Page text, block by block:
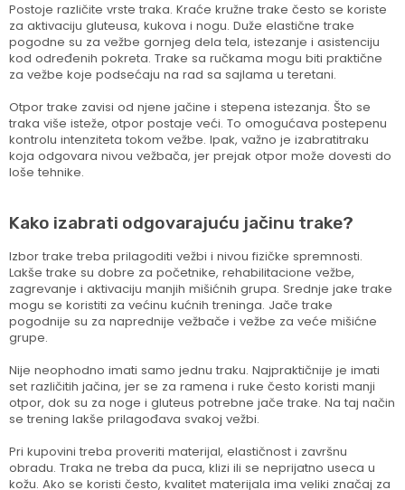
Postoje različite vrste traka. Kraće kružne trake često se koriste
za aktivaciju gluteusa, kukova i nogu. Duže elastične trake
pogodne su za vežbe gornjeg dela tela, istezanje i asistenciju
kod određenih pokreta. Trake sa ručkama mogu biti praktične
za vežbe koje podsećaju na rad sa sajlama u teretani.
Otpor trake zavisi od njene jačine i stepena istezanja. Što se
traka više isteže, otpor postaje veći. To omogućava postepenu
kontrolu intenziteta tokom vežbe. Ipak, važno je izabratitraku
koja odgovara nivou vežbača, jer prejak otpor može dovesti do
loše tehnike.
Kako izabrati odgovarajuću jačinu trake?
Izbor trake treba prilagoditi vežbi i nivou fizičke spremnosti.
Lakše trake su dobre za početnike, rehabilitacione vežbe,
zagrevanje i aktivaciju manjih mišićnih grupa. Srednje jake trake
mogu se koristiti za većinu kućnih treninga. Jače trake
pogodnije su za naprednije vežbače i vežbe za veće mišićne
grupe.
Nije neophodno imati samo jednu traku. Najpraktičnije je imati
set različitih jačina, jer se za ramena i ruke često koristi manji
otpor, dok su za noge i gluteus potrebne jače trake. Na taj način
se trening lakše prilagođava svakoj vežbi.
Pri kupovini treba proveriti materijal, elastičnost i završnu
obradu. Traka ne treba da puca, klizi ili se neprijatno useca u
kožu. Ako se koristi često, kvalitet materijala ima veliki značaj za